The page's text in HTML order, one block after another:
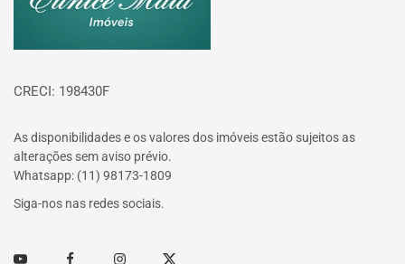
CRECI: 198430F
As disponibilidades e os valores dos imóveis estão sujeitos as
alterações sem aviso prévio.
Whatsapp: (11) 98173-1809
Siga-nos nas redes sociais.
Youtube FacebookInstagramTwitter